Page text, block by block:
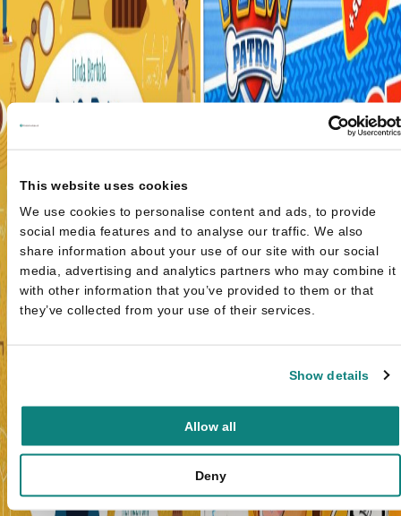
This website uses cookies
We use cookies to personalise content and ads, to provide
social media features and to analyse our traffic. We also
share information about your use of our site with our social
media, advertising and analytics partners who may combine it
with other information that you’ve provided to them or that
they’ve collected from your use of their services.
Show details
Allow all
Deny